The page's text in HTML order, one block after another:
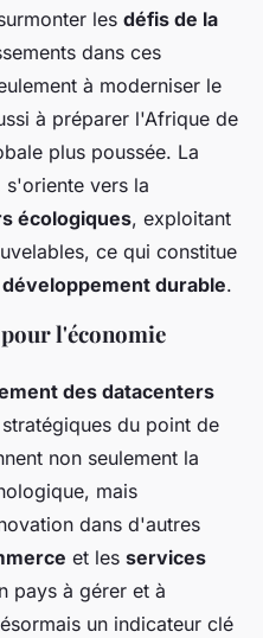
les défis de la
dans ces
à moderniser le
à préparer l'Afrique de
plus poussée. La
vers la
écologiques, exploitant
ce qui constitue
développement durable.
l'économie
des datacenters
du point de
non seulement la
mais
dans d'autres
et les services
pays à gérer et à
un indicateur clé